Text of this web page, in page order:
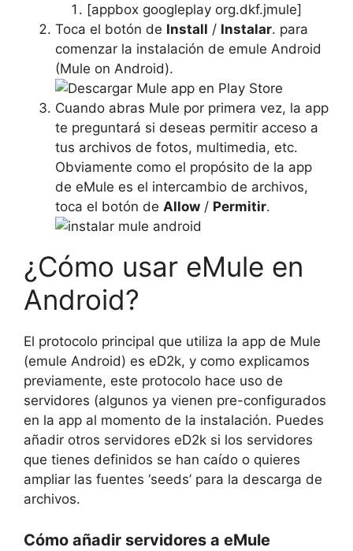
[appbox googleplay org.dkf.jmule]
Toca el botón de Install / Instalar. para
comenzar la instalación de emule Android
(Mule on Android).
Cuando abras Mule por primera vez, la app
te preguntará si deseas permitir acceso a
tus archivos de fotos, multimedia, etc.
Obviamente como el propósito de la app
de eMule es el intercambio de archivos,
toca el botón de Allow / Permitir.
¿Cómo usar eMule en
Android?
El protocolo principal que utiliza la app de Mule
(emule Android) es eD2k, y como explicamos
previamente, este protocolo hace uso de
servidores (algunos ya vienen pre-configurados
en la app al momento de la instalación. Puedes
añadir otros servidores eD2k si los servidores
que tienes definidos se han caído o quieres
ampliar las fuentes ‘seeds’ para la descarga de
archivos.
Cómo añadir servidores a eMule